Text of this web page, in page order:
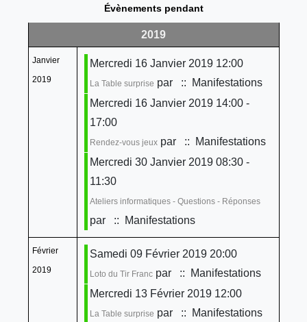
Évènements pendant
2019
Janvier
2019
Mercredi 16 Janvier 2019 12:00
La Table surprise par
:: Manifestations
Mercredi 16 Janvier 2019 14:00 -
17:00
Rendez-vous jeuxpar
:: Manifestations
Mercredi 30 Janvier 2019 08:30 -
11:30
Ateliers informatiques - Questions - Réponses
par :: Manifestations
Février
2019
Samedi 09 Février 2019 20:00
Loto du Tir Francpar
:: Manifestations
Mercredi 13 Février 2019 12:00
La Table surprise par
:: Manifestations